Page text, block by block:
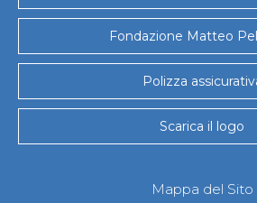
Fondazione Matteo
Polizza
Scarica il logo
Mappa del Sito